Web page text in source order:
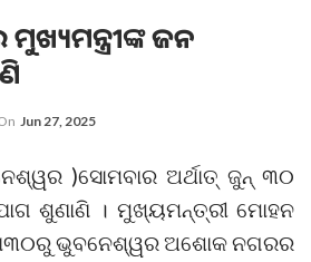
ମୁଖ୍ୟମନ୍ତ୍ରୀଙ୍କ ଜନ
Jun 27, 2025
)ସୋମବାର ଅର୍ଥାତ୍ ଜୁନ୍‌ ୩୦
ଶୁଣାଣି । ମୁଖ୍ୟମନ୍ତ୍ରୀ ମୋହନ
ଭୁବନେଶ୍ୱର ଅଶୋକ ନଗରର